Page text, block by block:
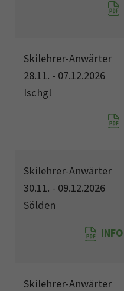
Skilehrer-Anwärter
28.11. - 07.12.2026
Ischgl
Skilehrer-Anwärter
30.11. - 09.12.2026
Sölden
INFO
Skilehrer-Anwärter